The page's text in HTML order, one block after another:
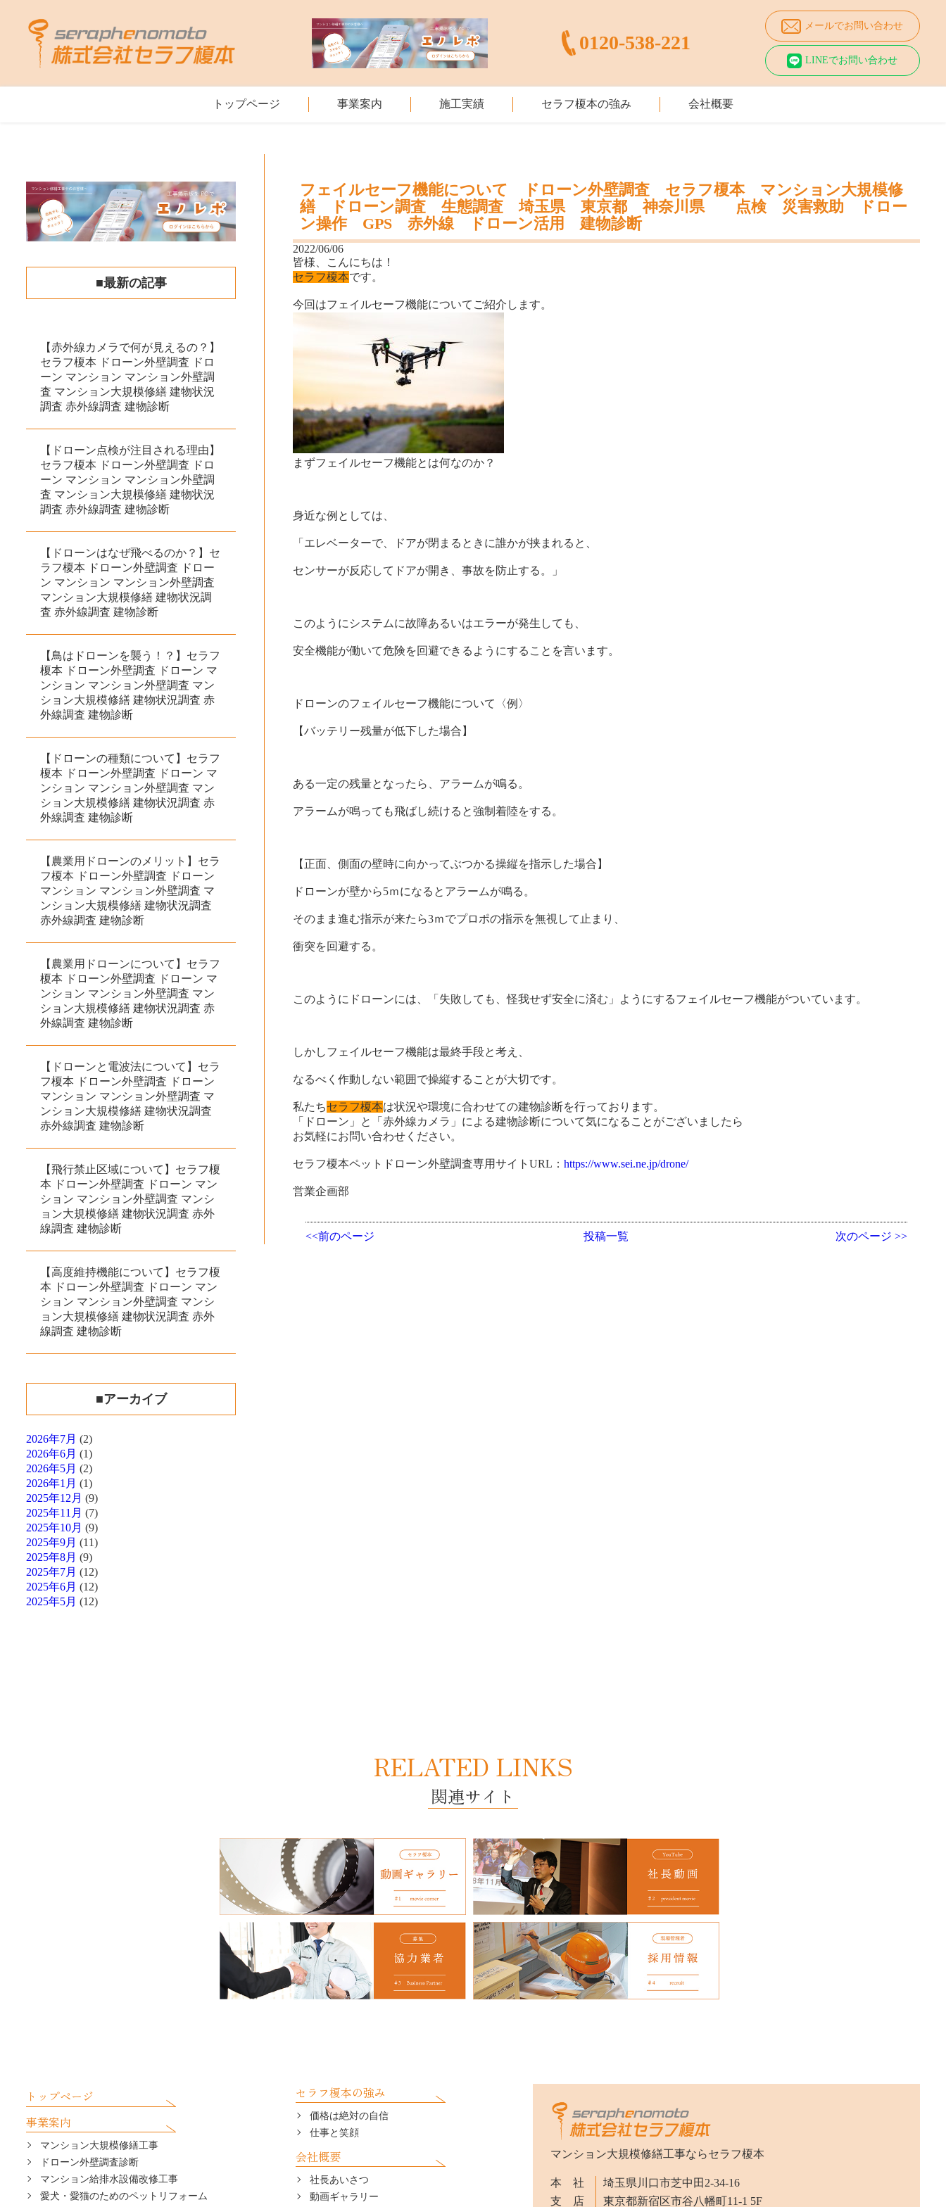
0120-538-221
メールでお問い合わせ
LINEでお問い合わせ
トップページ 事業案内 施工実績 セラフ榎本の強み 会社概要
■最新の記事
【赤外線カメラで何が見えるの？】
セラフ榎本 ドローン外壁調査 ドロ
ーン マンション マンション外壁調
査 マンション大規模修繕 建物状況
調査 赤外線調査 建物診断
【ドローン点検が注目される理由】
セラフ榎本 ドローン外壁調査 ドロ
ーン マンション マンション外壁調
査 マンション大規模修繕 建物状況
調査 赤外線調査 建物診断
【ドローンはなぜ飛べるのか？】セ
ラフ榎本 ドローン外壁調査 ドロー
ン マンション マンション外壁調査
マンション大規模修繕 建物状況調
査 赤外線調査 建物診断
【鳥はドローンを襲う！？】セラフ
榎本 ドローン外壁調査 ドローン マ
ンション マンション外壁調査 マン
ション大規模修繕 建物状況調査 赤
外線調査 建物診断
【ドローンの種類について】セラフ
榎本 ドローン外壁調査 ドローン マ
ンション マンション外壁調査 マン
ション大規模修繕 建物状況調査 赤
外線調査 建物診断
【農業用ドローンのメリット】セラ
フ榎本 ドローン外壁調査 ドローン
マンション マンション外壁調査 マ
ンション大規模修繕 建物状況調査
赤外線調査 建物診断
【農業用ドローンについて】セラフ
榎本 ドローン外壁調査 ドローン マ
ンション マンション外壁調査 マン
ション大規模修繕 建物状況調査 赤
外線調査 建物診断
【ドローンと電波法について】セラ
フ榎本 ドローン外壁調査 ドローン
マンション マンション外壁調査 マ
ンション大規模修繕 建物状況調査
赤外線調査 建物診断
【飛行禁止区域について】セラフ榎
本 ドローン外壁調査 ドローン マン
ション マンション外壁調査 マンシ
ョン大規模修繕 建物状況調査 赤外
線調査 建物診断
【高度維持機能について】セラフ榎
本 ドローン外壁調査 ドローン マン
ション マンション外壁調査 マンシ
ョン大規模修繕 建物状況調査 赤外
線調査 建物診断
■アーカイブ
2026年7月 (2)
2026年6月 (1)
2026年5月 (2)
2026年1月 (1)
2025年12月 (9)
2025年11月 (7)
2025年10月 (9)
2025年9月 (11)
2025年8月 (9)
2025年7月 (12)
2025年6月 (12)
2025年5月 (12)
フェイルセーフ機能について ドローン外壁調査 セラフ榎本 マンション大規模修
繕 ドローン調査 生態調査 埼玉県 東京都 神奈川県 点検 災害救助 ドロー
ン操作 GPS 赤外線 ドローン活用 建物診断
2022/06/06
皆様、こんにちは！
セラフ榎本です。
今回はフェイルセーフ機能についてご紹介します。
まずフェイルセーフ機能とは何なのか？
身近な例としては、
「エレベーターで、ドアが閉まるときに誰かが挟まれると、
センサーが反応してドアが開き、事故を防止する。」
このようにシステムに故障あるいはエラーが発生しても、
安全機能が働いて危険を回避できるようにすることを言います。
ドローンのフェイルセーフ機能について〈例〉
【バッテリー残量が低下した場合】
ある一定の残量となったら、アラームが鳴る。
アラームが鳴っても飛ばし続けると強制着陸をする。
【正面、側面の壁時に向かってぶつかる操縦を指示した場合】
ドローンが壁から5ｍになるとアラームが鳴る。
そのまま進む指示が来たら3ｍでプロポの指示を無視して止まり、
衝突を回避する。
このようにドローンには、「失敗しても、怪我せず安全に済む」ようにするフェイルセーフ機能がついています。
しかしフェイルセーフ機能は最終手段と考え、
なるべく作動しない範囲で操縦することが大切です。
私たちセラフ榎本は状況や環境に合わせての建物診断を行っております。
「ドローン」と「赤外線カメラ」による建物診断について気になることがございましたら
お気軽にお問い合わせください。
セラフ榎本ペットドローン外壁調査専用サイトURL：https://www.sei.ne.jp/drone/
営業企画部
<<前のページ 投稿一覧 次のページ >>
RELATED LINKS
関連サイト
トップページ
事業案内
マンション大規模修繕工事
ドローン外壁調査診断
マンション給排水設備改修工事
愛犬・愛猫のためのペットリフォーム
セラフ榎本の強み
価格は絶対の自信
仕事と笑顔
会社概要
社長あいさつ
動画ギャラリー
マンション大規模修繕工事ならセラフ榎本
本 社
埼玉県川口市芝中田2-34-16
支 店
東京都新宿区市谷八幡町11-1 5F